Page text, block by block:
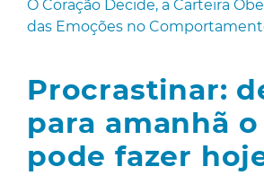
O Coração Decide, a Carteira
das Emoções no
Procrastinar:
para amanhã
pode fazer